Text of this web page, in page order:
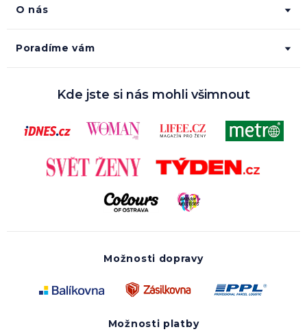
O nás
Poradíme vám
Kde jste si nás mohli všimnout
Možnosti dopravy
Možnosti platby